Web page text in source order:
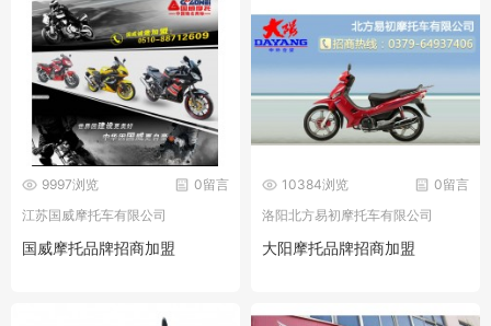
0留言
9997浏览
江苏国威摩托车有限公司
国威摩托品牌招商加盟
0留言
10384浏览
洛阳北方易初摩托车有限公司
大阳摩托品牌招商加盟